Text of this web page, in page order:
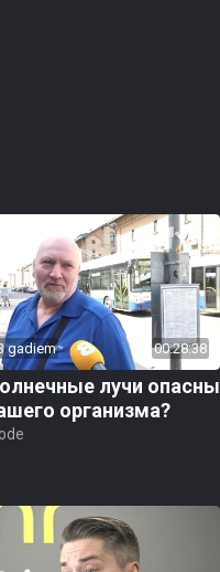
gadiem 00:28:38
лучи опасны
организма?